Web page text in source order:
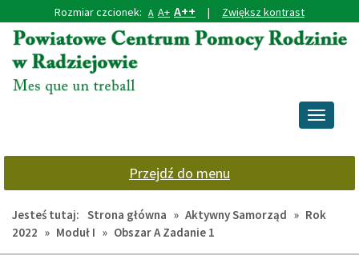
Przejdź
głównej
treści
Przejdź
wyszukiwarki
Rozmiar czcionek: A A+ A++ | Zwiększ kontrast
Przełącz
Przejdź do menu
Jesteś tutaj: Strona główna » Aktywny Samorząd » Rok
2022 » Moduł I » Obszar A Zadanie 1